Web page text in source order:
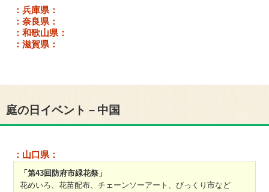
：兵庫県：
：奈良県：
：和歌山県：
：滋賀県：
庭の日イベント－中国
：山口県：
「第43回防府市緑花祭」
花めいろ、花苗配布、チェーンソーアート、びっくり市など